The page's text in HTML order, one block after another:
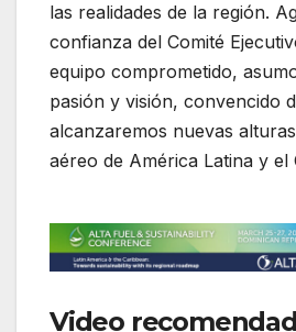
las realidades de la región.
confianza del Comité
equipo comprometido,
pasión y visión, convencido
alcanzaremos nuevas
aéreo de América Latina y el
Video